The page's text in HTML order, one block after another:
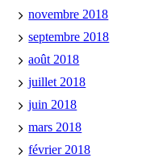
novembre 2018
septembre 2018
août 2018
juillet 2018
juin 2018
mars 2018
février 2018